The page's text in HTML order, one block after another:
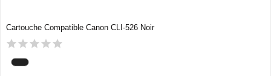
Cartouche Compatible Canon CLI-526 Noir